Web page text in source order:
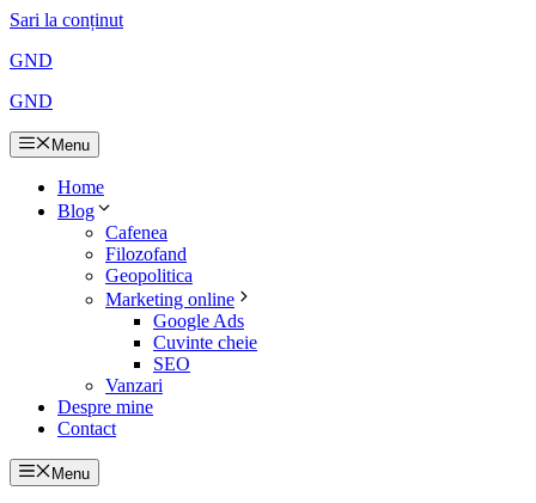
Sari la conținut
GND
GND
Menu
Home
Blog
Cafenea
Filozofand
Geopolitica
Marketing online
Google Ads
Cuvinte cheie
SEO
Vanzari
Despre mine
Contact
Menu